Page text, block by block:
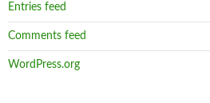
Entries feed
Comments feed
WordPress.org